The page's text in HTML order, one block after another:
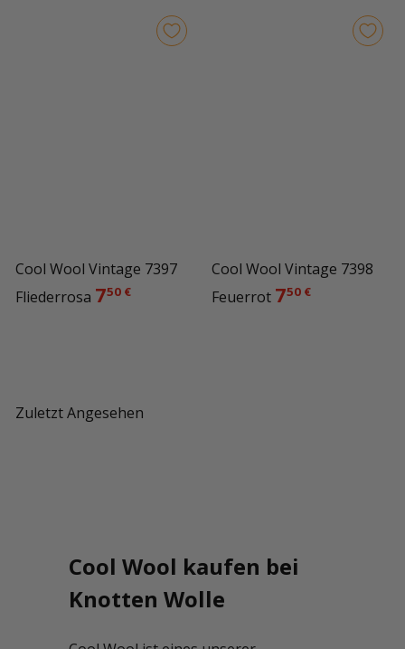
Cool Wool Vintage 7397
Fliederrosa 750 €
Cool Wool Vintage 7398
Feuerrot 750 €
Zuletzt Angesehen
Cool Wool kaufen bei
Knotten Wolle